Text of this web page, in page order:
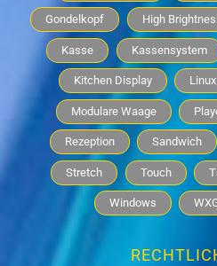
Gondelkopf High
Kasse Kassensystem
Kitchen Display Linux
Modulare Waage
Rezeption Sandwich
Stretch Touch
Windows